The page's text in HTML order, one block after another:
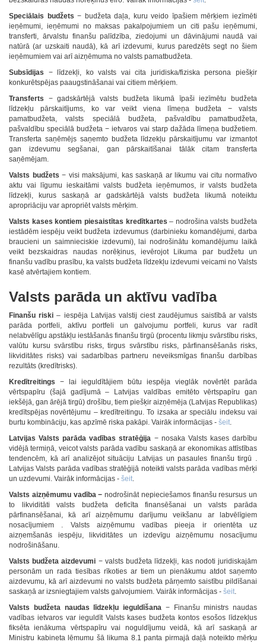
Speciālais budžets− budžeta daļa, kuru veido īpašiem mērķiem iezīmēti
ieņēmumi, ieņēmumi no maksas pakalpojumiem un citi pašu ieņēmumi,
transferti, ārvalstu finanšu palīdzība, ziedojumi un dāvinājumi naudā vai
natūrā (ar uzskaiti naudā), kā arī izdevumi, kurus paredzēts segt no šiem
ieņēmumiem vai arī aizņēmuma no valsts pamatbudžeta.
Subsīdijas − līdzekļi, ko valsts vai cita juridiska/fiziska persona piešķir
konkurētspējas paaugstināšanai vai citiem mērķiem.
Transferts − gadskārtējā valsts budžeta likumā īpaši iezīmētu budžeta
līdzekļu pārskaitījums, ko var veikt viena līmeņa budžeta − valsts
pamatbudžeta, valsts speciālā budžeta, pašvaldību pamatbudžeta,
pašvaldību speciālā budžeta − ietvaros vai starp dažāda līmeņa budžetiem.
Transferta saņēmējs saņemto budžeta līdzekļu pārskaitījumu var izmantot
gan izdevumu segšanai, gan pārskaitīšanai tālāk citam transferta
saņēmējam.
Valsts budžets− visi maksājumi, kas saskaņā ar likumu vai citu normatīvo
aktu vai līgumu ieskaitāmi valsts budžeta ieņēmumos, ir valsts budžeta
līdzekļi, kurus saskaņā ar gadskārtējā valsts budžeta likumā noteiktu
apropriāciju var apropriēt valsts mērķim.
Valsts kases kontiem piesaistītas kredītkartes– nodrošina valsts budžeta
iestādēm iespēju veikt budžeta izdevumus (darbinieku komandējumi, darba
braucieni un saimnieciskie izdevumi), lai nodrošinātu komandējumu laikā
veikt bezskaidras naudas norēķinus, ievērojot Likuma par budžetu un
finanšu vadību prasību, ka valsts budžeta līdzekļu izdevumi veicami no Valsts
kasē atvērtajiem kontiem.
Valsts parāda un aktīvu vadība
Finanšu riski– iespēja Latvijas valstij ciest zaudējumus saistībā ar valsts
parāda portfeli, aktīvu portfeli un galvojumu portfeli, kurus var radīt
nelabvēlīgu apstākļu iestāšanās finanšu tirgū (procentu likmju svārstību risks,
valūtu kursu svārstību risks, tirgus svārstību risks, pārfinansēšanās risks,
likviditātes risks) vai sadarbības partneru neveiksmīgas finanšu darbības
rezultāts (kredītrisks).
Kredītreitings − lai ieguldītājiem būtu iespēja vieglāk novērtēt parāda
vērtspapīru (šajā gadījumā – Latvijas valdības emitēto vērtspapīru gan
iekšējā, gan ārējā tirgū) drošību, tiem piešķir aizņēmēja (Latvijas Republikas)
kredītspējas novērtējumu – kredītreitingu. To izsaka ar speciālu indeksu vai
burtu kombināciju, kas apzīmē riska pakāpi. Vairāk informācijas - šeit.
Latvijas Valsts parāda vadības stratēģija − nosaka Valsts kases darbību
vidējā termiņā, veicot valsts parāda vadību saskaņā ar ekonomikas attīstības
tendencēm, kā arī analizējot situāciju Latvijas un pasaules finanšu tirgū .
Latvijas Valsts parāda vadības stratēģijā noteikti valsts parāda vadības mērķi
un uzdevumi. Vairāk informācijas - šeit.
Valsts aizņēmumu vadība − nodrošināt nepieciešamos finanšu resursus un
to likviditāti valsts budžeta deficīta finansēšanai un valsts parāda
pārfinansēšanai, kā arī aizņēmumu darījumu veikšanu ar labvēlīgiem
nosacījumiem . Valsts aizņēmumu vadības pieeja ir orientēta uz
aizņemšanās iespēju, likviditātes un izdevīgu aizņēmumu nosacījumu
nodrošināšanu.
Valsts budžeta aizdevumi − valsts budžeta līdzekļi, kas nodoti juridiskajām
personām un rada tiesības rīkoties ar tiem un pienākumu atdot saņemto
aizdevumu, kā arī aizdevumi no valsts budžeta pārņemto saistību pildīšanai
saskaņā ar izsniegtajiem valsts galvojumiem. Vairāk informācijas - šeit.
Valsts budžeta naudas līdzekļu ieguldīšana − Finanšu ministrs naudas
vadības ietvaros var ieguldīt Valsts kases budžeta kontos esošos līdzekļus
fiksēta ienākuma vērtspapīru vai noguldījumu veidā, kā arī saskaņā ar
Ministru kabineta lēmumu šā likuma 8.1 panta pirmajā daļā noteikto mērķu